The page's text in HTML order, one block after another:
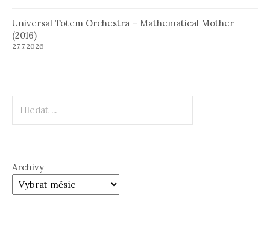
Universal Totem Orchestra – Mathematical Mother
(2016)
27.7.2026
Archivy